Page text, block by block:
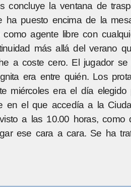
concluye la ventana de
ha puesto encima de la
agente libre con
más allá del verano
a coste cero. El jugador se
era entre quién. Los
miércoles era el día elegido
en el que accedía a la
a las 10.00 horas, como
ese cara a cara. Se ha